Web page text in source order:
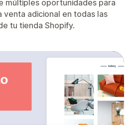
múltiples oportunidades para
venta adicional en todas las
tu tienda Shopify.